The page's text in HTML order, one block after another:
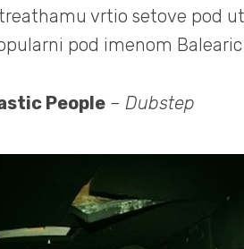
vrtio setove pod
pod imenom
People– Dubstep